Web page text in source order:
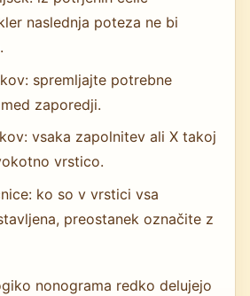
naslednja poteza ne bi
spremljajte potrebne
zaporedji.
vsaka zapolnitev ali X takoj
vrstico.
ko so v vrstici vsa
preostanek označite z
nonograma redko delujejo